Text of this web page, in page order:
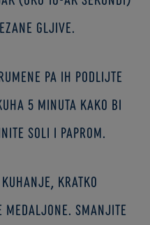
gljive.
pa ih podlijte
5 minuta kako bi
soli i paprom.
kratko
Smanjite